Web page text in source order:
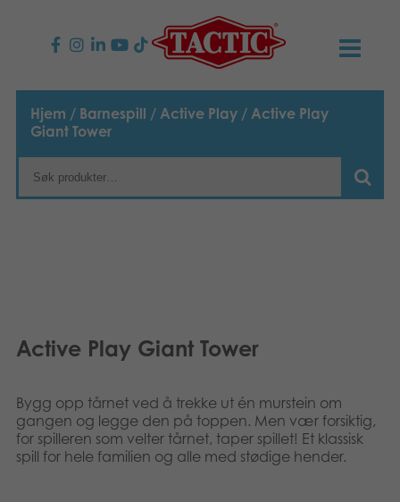
PRODUKTER
Barnespill
Familiespill
Bøker
Applikasjoner
TACTIC
Suomi
Dansk
Hjem / Barnespill / Active Play / Active Play
Giant Tower
Active Play Giant Tower
Bygg opp tårnet ved å trekke ut én murstein om
gangen og legge den på toppen. Men vær forsiktig,
for spilleren som velter tårnet, taper spillet! Et klassisk
spill for hele familien og alle med stødige hender.